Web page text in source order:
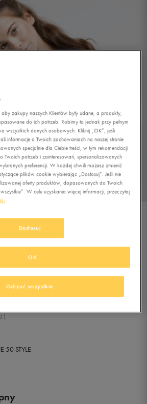
1/4
0 )
50 STYLE
zakupy naszych Klientów były udane, a produkty,
do ich potrzeb. Robimy to jednak przy pełnym
wszystkich danych osobowych. Kliknij „OK”, jeśli
informacje o Twoich zachowaniach na naszej stronie
specjalnie dla Ciebie treści, w tym rekomendacji
potrzeb i zainteresowań, spersonalizowanych
preferencji. W każdej chwili możesz zmienić
plików cookie wybierając „Dostosuj”. Jeśli nie
oferty produktów, dopasowanych do Twoich
W celu uzyskania więcej informacji, przeczytaj
Dostosuj
Odrzuć wszystkie
OK